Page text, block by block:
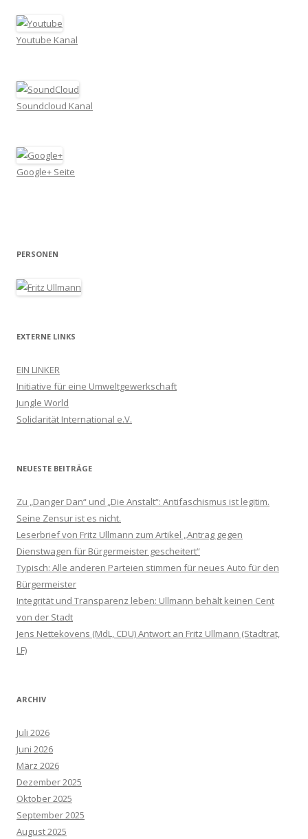
Youtube Kanal
Soundcloud Kanal
Google+ Seite
PERSONEN
EXTERNE LINKS
EIN LINKER
Initiative für eine Umweltgewerkschaft
Jungle World
Solidarität International e.V.
NEUESTE BEITRÄGE
Zu „Danger Dan“ und „Die Anstalt“: Antifaschismus ist legitim.
Seine Zensur ist es nicht.
Leserbrief von Fritz Ullmann zum Artikel „Antrag gegen
Dienstwagen für Bürgermeister gescheitert“
Typisch: Alle anderen Parteien stimmen für neues Auto für den
Bürgermeister
Integrität und Transparenz leben: Ullmann behält keinen Cent
von der Stadt
Jens Nettekovens (MdL, CDU) Antwort an Fritz Ullmann (Stadtrat,
LF)
ARCHIV
Juli 2026
Juni 2026
März 2026
Dezember 2025
Oktober 2025
September 2025
August 2025